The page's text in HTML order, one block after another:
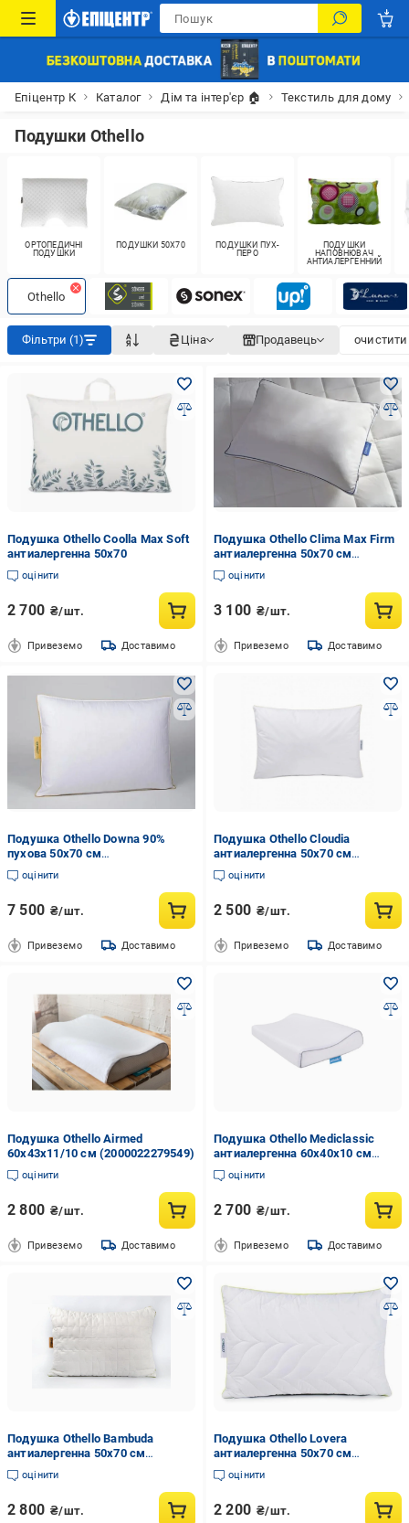
Епіцентр К Каталог Дім та інтер'єр 🏠 Текстиль для дому
Подушки Othello
ОРТОПЕДИЧНІ
ПОДУШКИ
ПОДУШКИ 50X70
ПОДУШКИ ПУХ-
ПЕРО
ПОДУШКИ
НАПОВНЮВАЧ
АНТИАЛЕРГЕННИЙ
Othello
Фільтри (1) Ціна Продавець очистити
Подушка Othello Coolla Max Soft
антиалергенна 50x70
оцінити
2 700 ₴/шт.
Привеземо Доставимо
Подушка Othello Clima Max Firm
антиалергенна 50x70 см
(2000022279521)
оцінити
3 100 ₴/шт.
Привеземо Доставимо
Подушка Othello Downa 90%
пухова 50x70 см
(2000022279537)
оцінити
7 500 ₴/шт.
Привеземо Доставимо
Подушка Othello Cloudia
антиалергенна 50x70 см
(2000022279525)
оцінити
2 500 ₴/шт.
Привеземо Доставимо
Подушка Othello Airmed
60х43х11/10 см (2000022279549)
оцінити
2 800 ₴/шт.
Привеземо Доставимо
Подушка Othello Mediclassic
антиалергенна 60x40x10 см
(2000022282593)
оцінити
2 700 ₴/шт.
Привеземо Доставимо
Подушка Othello Bambuda
антиалергенна 50x70 см
(2000022279571)
оцінити
2 800 ₴/шт.
Подушка Othello Lovera
антиалергенна 50x70 см
(2000022279573)
оцінити
2 200 ₴/шт.